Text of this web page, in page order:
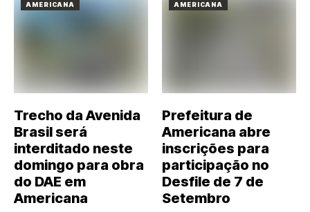
AMERICANA
Trecho da Avenida
Brasil será
interditado neste
domingo para obra
do DAE em
Americana
AMERICANA
Prefeitura de
Americana abre
inscrições para
participação no
Desfile de 7 de
Setembro